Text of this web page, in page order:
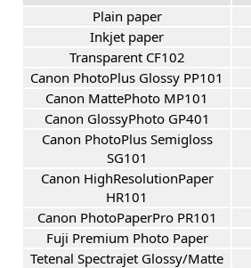
Plain paper
Inkjet paper
Transparent CF102
Canon PhotoPlus Glossy PP101
Canon MattePhoto MP101
Canon GlossyPhoto GP401
Canon PhotoPlus Semigloss
SG101
Canon HighResolutionPaper
HR101
Canon PhotoPaperPro PR101
Fuji Premium Photo Paper
Tetenal Spectrajet Glossy/Matte